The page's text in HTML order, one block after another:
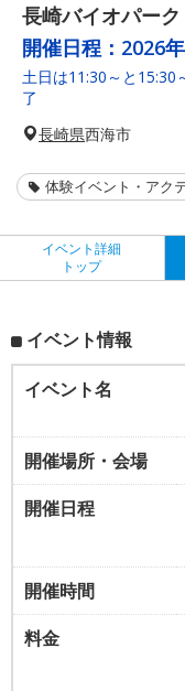
長崎バイオパーク
開催日程： 2026
土日は11:30～と
了
長崎県西海市
体験イベント・アク
イベント詳細
トップ
イベント情報
イベント名
開催場所・会場
開催日程
開催時間
料金